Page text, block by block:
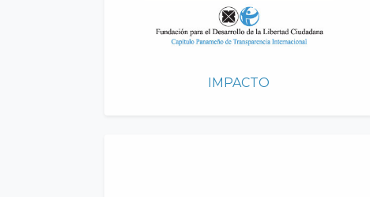
IMPACTO